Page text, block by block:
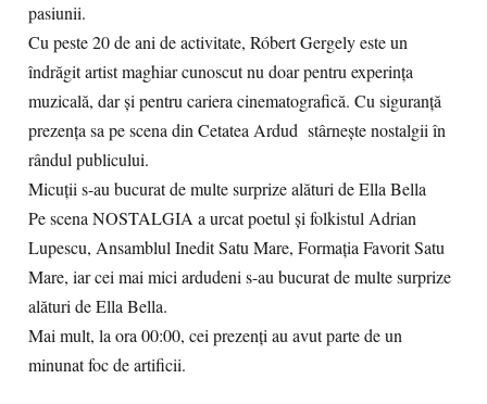
pasiunii.
Cu peste 20 de ani de activitate, Róbert Gergely este un
îndrăgit artist maghiar cunoscut nu doar pentru experința
muzicală, dar și pentru cariera cinematografică. Cu siguranță
prezența sa pe scena din Cetatea Ardud stârnește nostalgii în
rândul publicului.
Micuții s-au bucurat de multe surprize alături de Ella Bella
Pe scena NOSTALGIA a urcat poetul și folkistul Adrian
Lupescu, Ansamblul Inedit Satu Mare, Formația Favorit Satu
Mare, iar cei mai mici ardudeni s-au bucurat de multe surprize
alături de Ella Bella.
Mai mult, la ora 00:00, cei prezenți au avut parte de un
minunat foc de artificii.